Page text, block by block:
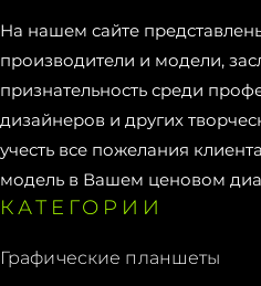
На нашем сайте
производители и модели,
признательность среди
дизайнеров и других
учесть все пожелания
модель в Вашем ценовом
КАТЕГОРИИ
Графические планшеты